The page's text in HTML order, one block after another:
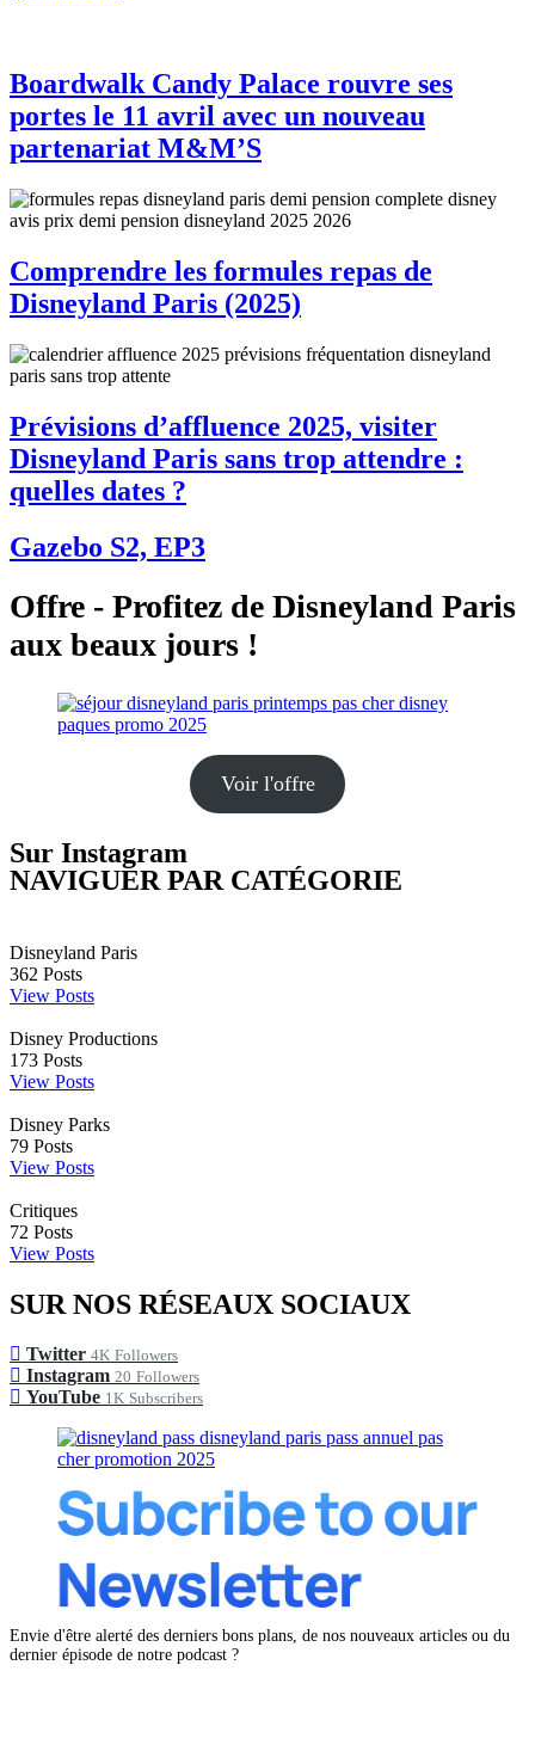
Boardwalk Candy Palace rouvre ses
portes le 11 avril avec un nouveau
partenariat M&M’S
Comprendre les formules repas de
Disneyland Paris (2025)
Prévisions d’affluence 2025, visiter
Disneyland Paris sans trop attendre :
quelles dates ?
Gazebo S2, EP3
Offre - Profitez de Disneyland Paris
aux beaux jours !
Voir l'offre
Sur Instagram
NAVIGUER PAR CATÉGORIE
Disneyland Paris
362 Posts
View Posts
Disney Productions
173 Posts
View Posts
Disney Parks
79 Posts
View Posts
Critiques
72 Posts
View Posts
SUR NOS RÉSEAUX SOCIAUX
Twitter 4K Followers
Instagram 20 Followers
YouTube 1K Subscribers
Envie d'être alerté des derniers bons plans, de nos nouveaux articles ou du
dernier épisode de notre podcast ?